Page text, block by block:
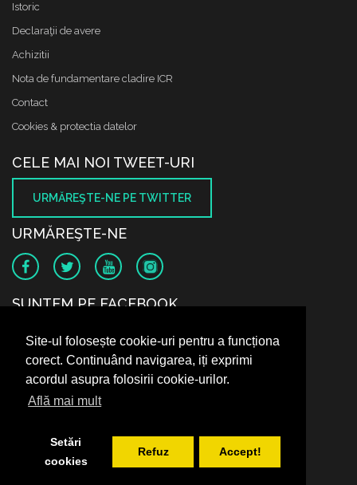
Site-ul folosește cookie-uri pentru a funcționa
corect. Continuând navigarea, iți exprimi
acordul asupra folosirii cookie-urilor.
Află mai mult
Setări
cookies
Refuz Accept!
Istoric
Declaraţii de avere
Achizitii
Nota de fundamentare cladire ICR
Contact
Cookies & protectia datelor
CELE MAI NOI TWEET-URI
URMĂREŞTE-NE PE TWITTER
URMĂREŞTE-NE
SUNTEM PE FACEBOOK